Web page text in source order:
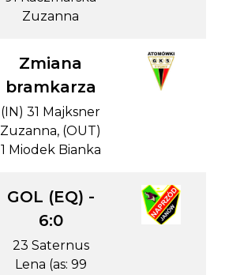
Zuzanna
Zmiana
bramkarza
(IN) 31 Majksner
Zuzanna, (OUT)
1 Miodek Bianka
GOL (EQ) -
6:0
23 Saternus
Lena (as: 99